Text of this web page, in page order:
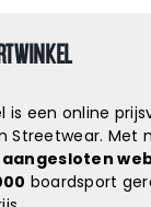
is een online
Streetwear.
aangesloten
boardsport